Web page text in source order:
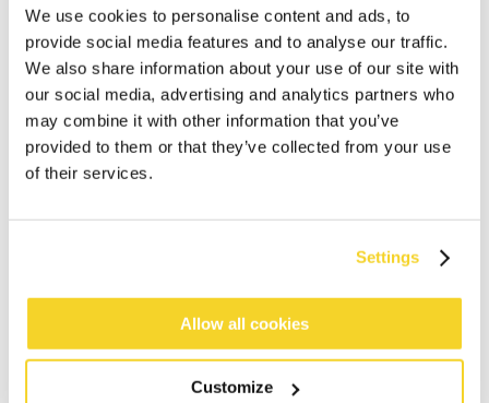
We use cookies to personalise content and ads, to
provide social media features and to analyse our traffic.
We also share information about your use of our site with
our social media, advertising and analytics partners who
may combine it with other information that you’ve
provided to them or that they’ve collected from your use
of their services.
Settings
Allow all cookies
Customize
30 Tage Rückgaberecht
BESCHREIBUNG
Stirnband für Damen
80% Acryl-Kunstpelz
Perfekt zu kombinieren mit unseren Fur Mitts
MATERIALIEN UND DETAILS